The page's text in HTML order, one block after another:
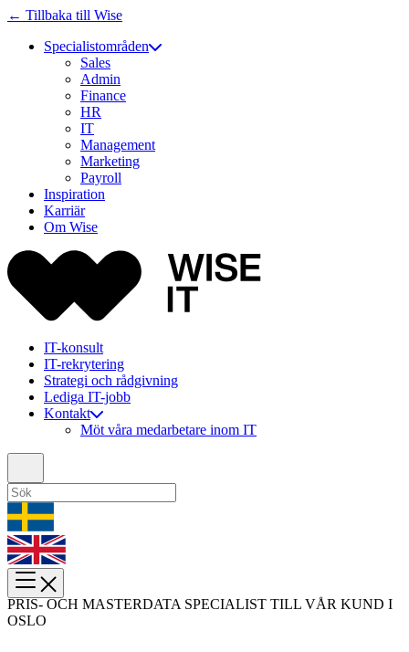
← Tillbaka till Wise
Specialistområden
Sales
Admin
Finance
HR
IT
Management
Marketing
Payroll
Inspiration
Karriär
Om Wise
IT-konsult
IT-rekrytering
Strategi och rådgivning
Lediga IT-jobb
Kontakt
Möt våra medarbetare inom IT
PRIS- OCH MASTERDATA SPECIALIST TILL VÅR KUND I
OSLO